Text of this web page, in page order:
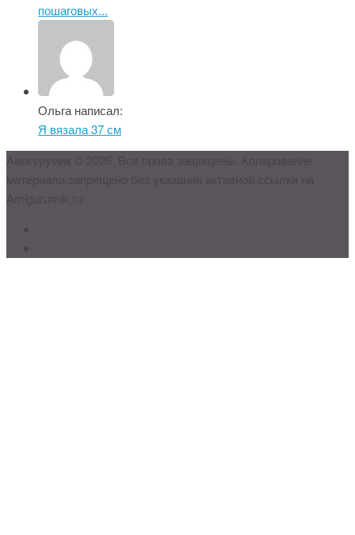
пошаговых...
Ольга написал:
Я вязала 37 см
Амигурумик © 2026. Все права защищены. Копирование
материала запрещено без указания активной ссылки на
Amigurumik.ru